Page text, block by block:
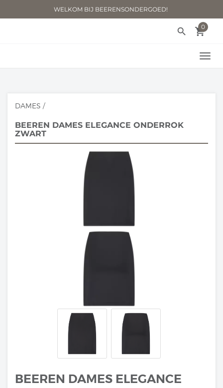
WELKOM BIJ BEERENSONDERGOED!
local_grocery_store
0
search
DAMES /
BEEREN DAMES ELEGANCE ONDERROK
ZWART
BEEREN DAMES ELEGANCE